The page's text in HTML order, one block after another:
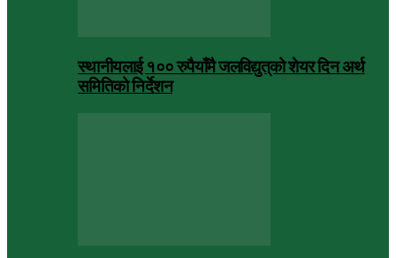
स्थानीयलाई १०० रुपैयाँमै जलविद्युत्‌को शेयर दिन अर्थ
समितिको निर्देशन